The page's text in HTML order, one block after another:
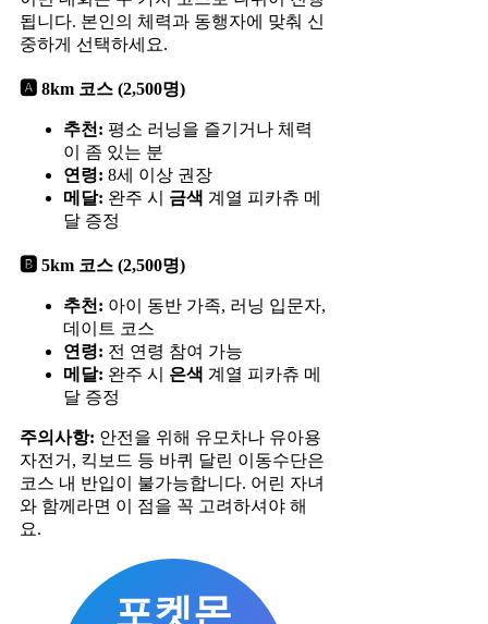
됩니다. 본인의 체력과 동행자에 맞춰 신
중하게 선택하세요.
🅰️ 8km 코스 (2,500명)
추천: 평소 러닝을 즐기거나 체력
이 좀 있는 분
연령: 8세 이상 권장
메달: 완주 시 금색 계열 피카츄 메
달 증정
🅱️ 5km 코스 (2,500명)
추천: 아이 동반 가족, 러닝 입문자,
데이트 코스
연령: 전 연령 참여 가능
메달: 완주 시 은색 계열 피카츄 메
달 증정
주의사항: 안전을 위해 유모차나 유아용
자전거, 킥보드 등 바퀴 달린 이동수단은
코스 내 반입이 불가능합니다. 어린 자녀
와 함께라면 이 점을 꼭 고려하셔야 해
요.
포켓몬